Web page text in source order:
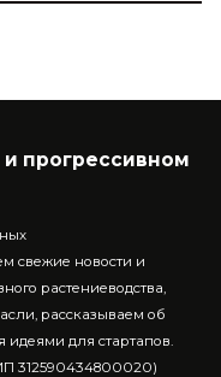
прогрессивном
свежие новости и
растениеводства,
рассказываем об
для стартапов.
312590434800020)